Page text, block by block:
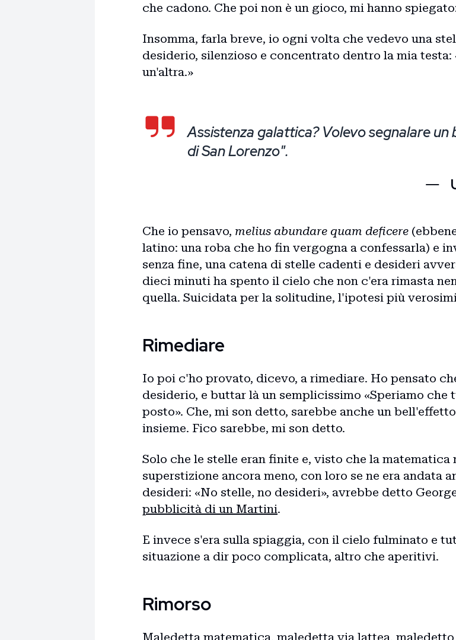
che cadono. Che poi non è un gioco, mi hanno
Insomma, farla breve, io ogni volta che vedevo una
desiderio, silenzioso e concentrato dentro la mia testa:
un'altra.»
Assistenza galattica? Volevo segnalare
di San Lorenzo".
Che io pensavo, melius abundare quam deficere
latino: una roba che ho fin vergogna a confessarla) e
senza fine, una catena di stelle cadenti e desideri
dieci minuti ha spento il cielo che non c'era rimasta
quella. Suicidata per la solitudine, l'ipotesi più
Rimediare
Io poi c'ho provato, dicevo, a rimediare. Ho pensato
desiderio, e buttar là un semplicissimo «Speriamo
posto». Che, mi son detto, sarebbe anche un
insieme. Fico sarebbe, mi son detto.
Solo che le stelle eran finite e, visto che la matematica
superstizione ancora meno, con loro se ne era andata
desideri: «No stelle, no desideri», avrebbe detto
pubblicità di un Martini.
E invece s'era sulla spiaggia, con il cielo fulminato e
situazione a dir poco complicata, altro che aperitivi.
Rimorso
Maledetta matematica, maledetta via lattea,